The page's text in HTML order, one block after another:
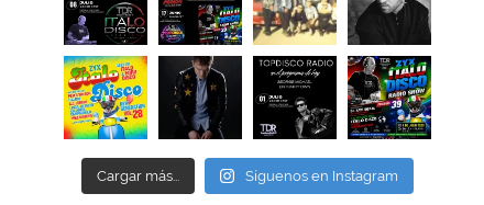
Cargar más... Síguenos en Instagram